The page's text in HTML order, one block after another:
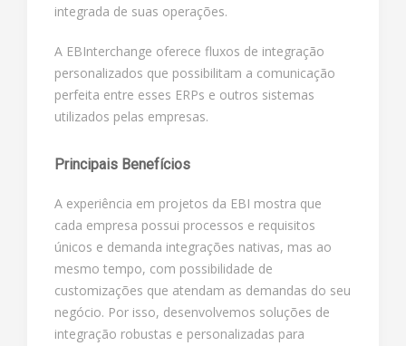
integrada de suas operações.
A EBInterchange oferece fluxos de integração
personalizados que possibilitam a comunicação
perfeita entre esses ERPs e outros sistemas
utilizados pelas empresas.
Principais Benefícios
A experiência em projetos da EBI mostra que
cada empresa possui processos e requisitos
únicos e demanda integrações nativas, mas ao
mesmo tempo, com possibilidade de
customizações que atendam as demandas do seu
negócio. Por isso, desenvolvemos soluções de
integração robustas e personalizadas para